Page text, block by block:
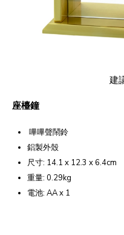
建
座檯鐘
嗶嗶聲鬧鈴
鋁製外殼
尺寸: 14.1 x 12.3 x 6.4cm
重量: 0.29kg
電池: AA x 1